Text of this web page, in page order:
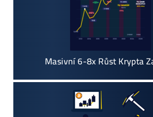
Jak to Celé